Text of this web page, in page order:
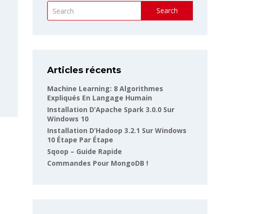
Search
Articles récents
Machine Learning: 8 Algorithmes
Expliqués En Langage Humain
Installation D’Apache Spark 3.0.0 Sur
Windows 10
Installation D’Hadoop 3.2.1 Sur Windows
10 Étape Par Étape
Sqoop – Guide Rapide
Commandes Pour MongoDB !